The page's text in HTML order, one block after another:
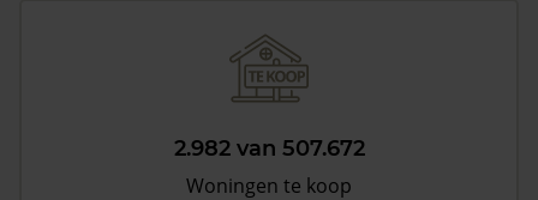
2.982 van 507.672
Woningen te koop